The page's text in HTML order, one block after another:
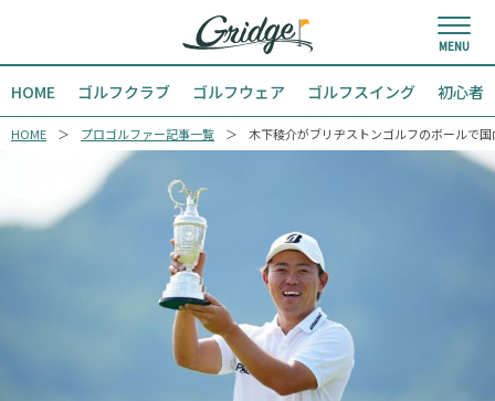
HOME ゴルフクラブ ゴルフウェア ゴルフスイング 初心者
HOME プロゴルファー記事一覧 木下稜介がブリヂストンゴルフのボールで